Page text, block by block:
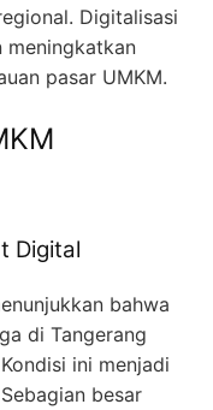
Digitalisasi
meningkatkan
pasar UMKM.
Digital
bahwa
di Tangerang
ini menjadi
besar